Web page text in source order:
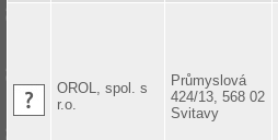
OROL, spol. s
r.o.
Průmyslová
424/13, 568 02
Svitavy